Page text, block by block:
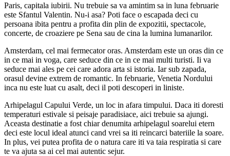
Paris, capitala iubirii. Nu trebuie sa va amintim sa in luna februarie
este Sfantul Valentin. Nu-i asa? Poti face o escapada deci cu
persoana ibita pentru a profita din plin de expozitii, spectacole,
concerte, de croaziere pe Sena sau de cina la lumina lumanarilor.
Amsterdam, cel mai fermecator oras. Amsterdam este un oras din ce
in ce mai in voga, care seduce din ce in ce mai multi turisti. Ii va
seduce mai ales pe cei care adora arta si istoria. Iar sub zapada,
orasul devine extrem de romantic. In februarie, Venetia Nordului
inca nu este luat cu asalt, deci il poti descoperi in liniste.
Arhipelagul Capului Verde, un loc in afara timpului. Daca iti doresti
temperaturi estivale si peisaje paradisiace, aici trebuie sa ajungi.
Aceasta destinatie a fost chiar denumita arhipelagul soarelui etern
deci este locul ideal atunci cand vrei sa iti reincarci bateriile la soare.
In plus, vei putea profita de o natura care iti va taia respiratia si care
te va ajuta sa ai cel mai autentic sejur.